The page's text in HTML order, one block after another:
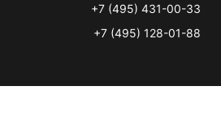
+7 (495) 431-00-33
+7 (495) 128-01-88